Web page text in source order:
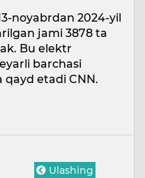
noyabrdan 2024-yil
jami 3878 ta
Bu elektr
barchasi
qayd etadi CNN.
Ulashing